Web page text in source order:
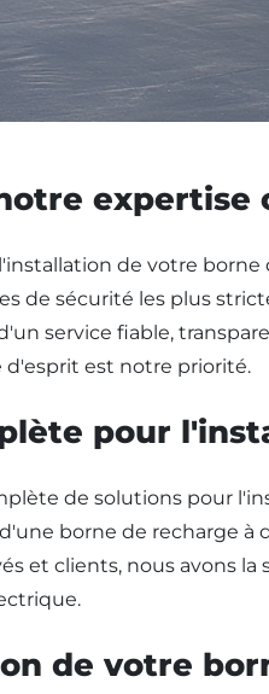
expertise
de votre
de sécurité les plus
service fiable,
est notre priorité.
pour
de solutions pour
borne de recharge
et clients, nous avons
de votre